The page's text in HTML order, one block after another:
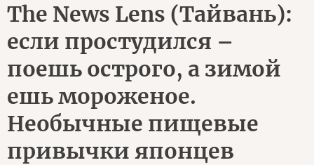
The News Lens (Тайвань):
если простудился –
поешь острого, а зимой
ешь мороженое.
Необычные пищевые
привычки японцев